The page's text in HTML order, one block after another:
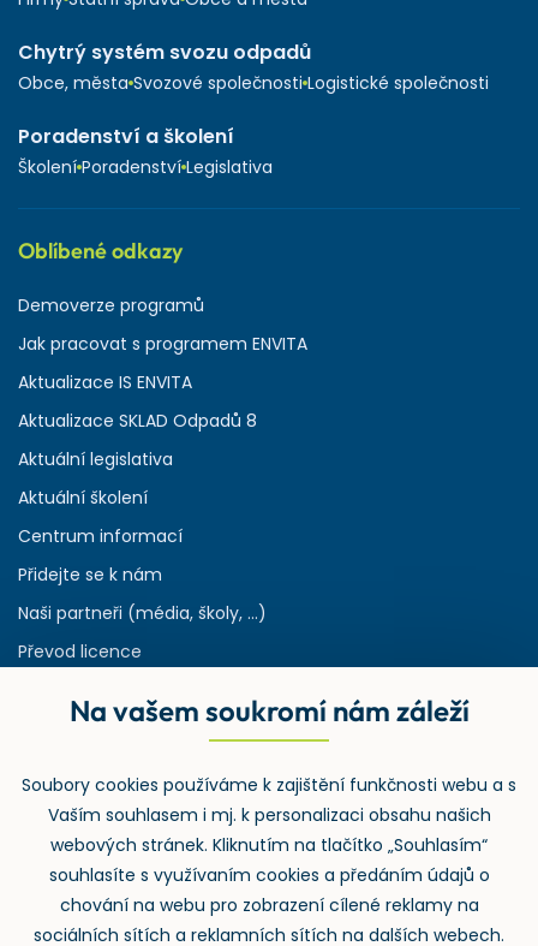
Chytrý systém svozu odpadů
Obce, města Svozové společnosti Logistické společnosti
Poradenství a školení
Školení Poradenství Legislativa
Oblíbené odkazy
Demoverze programů
Jak pracovat s programem ENVITA
Aktualizace IS ENVITA
Aktualizace SKLAD Odpadů 8
Aktuální legislativa
Aktuální školení
Centrum informací
Přidejte se k nám
Naši partneři (média, školy, ...)
Převod licence
Rejstřík používaných zkratek v odpadech
Zpětný odběr
Na vašem soukromí nám záleží
Soubory cookies používáme k zajištění funkčnosti webu a s
Vaším souhlasem i mj. k personalizaci obsahu našich
webových stránek. Kliknutím na tlačítko „Souhlasím“
souhlasíte s využívaním cookies a předáním údajů o
chování na webu pro zobrazení cílené reklamy na
sociálních sítích a reklamních sítích na dalších webech.